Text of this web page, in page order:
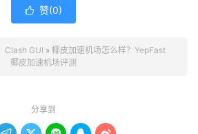
 赞(0)
Clash GUI » 椰皮加速机场怎么样？YepFast
椰皮加速机场评测
分享到